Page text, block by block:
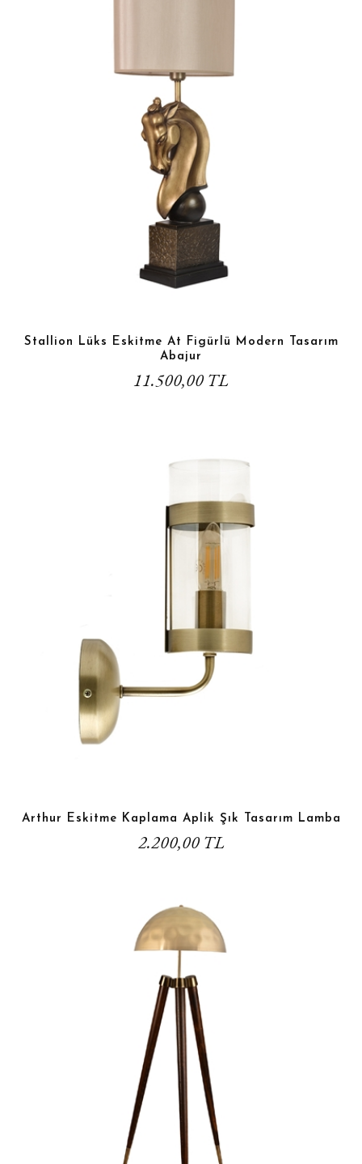
Stallion Lüks Eskitme At Figürlü Modern Tasarım
Abajur
11.500,00 TL
Arthur Eskitme Kaplama Aplik Şık Tasarım Lamba
2.200,00 TL